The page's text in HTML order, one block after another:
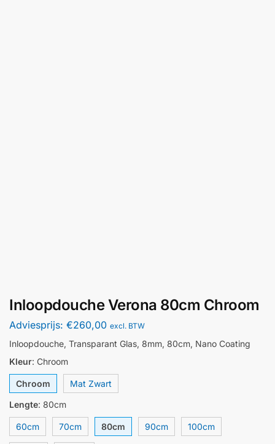
Inloopdouche Verona 80cm Chroom
Adviesprijs: €260,00 excl. BTW
Inloopdouche, Transparant Glas, 8mm, 80cm, Nano Coating
Kleur: Chroom
Chroom
Mat Zwart
Lengte: 80cm
60cm 70cm 80cm 90cm 100cm